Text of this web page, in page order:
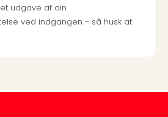
udgave af din
ved indgangen - så husk at